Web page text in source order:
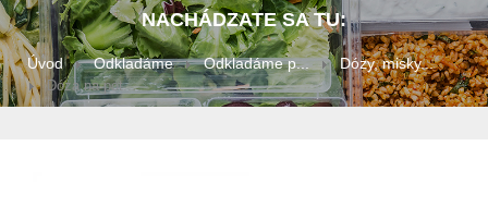
NACHÁDZATE SA TU:
Úvod Odkladáme Odkladáme p... Dózy, misky...
Dóza na pot...